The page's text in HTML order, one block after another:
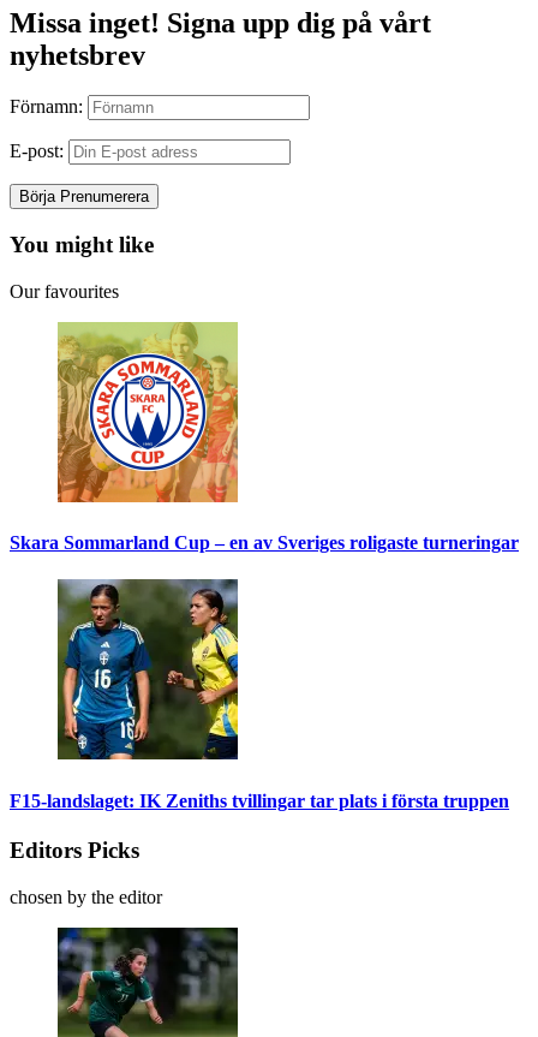
Missa inget! Signa upp dig på vårt
nyhetsbrev
Förnamn:
E-post:
You might like
Our favourites
Skara Sommarland Cup – en av Sveriges roligaste turneringar
F15-landslaget: IK Zeniths tvillingar tar plats i första truppen
Editors Picks
chosen by the editor